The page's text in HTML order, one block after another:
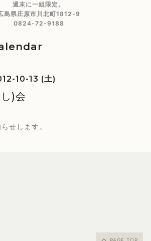
週末に一組限定。
島県庄原市川北町1812-9
0824-72-9188
10-13 (土)
)会
せします。